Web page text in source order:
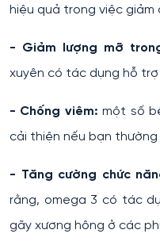
hiệu quả trong việc
- Giảm lượng mỡ
xuyên có tác dụng hỗ
- Chống viêm: một số
cải thiện nếu bạn
- Tăng cường chức
rằng, omega 3 có tác
gãy xương hông ở các